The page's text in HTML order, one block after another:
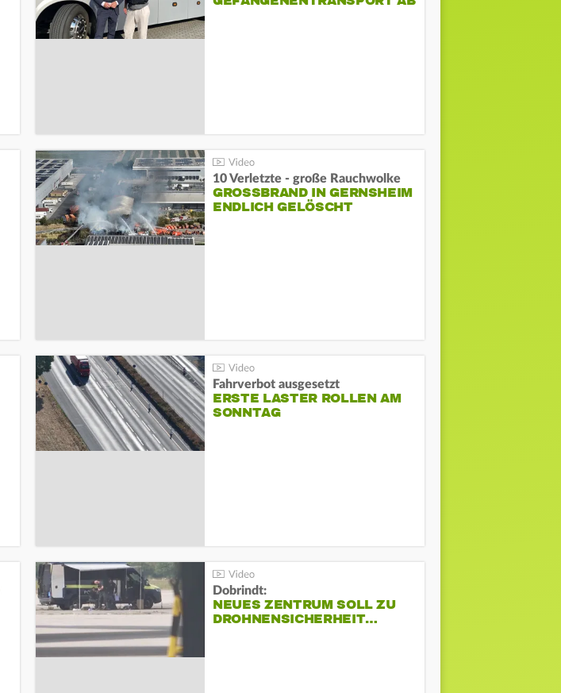
10 Verletzte - große Rauchwolke
GROSSBRAND IN GERNSHEIM E
NDLICH GELÖSCHT
Fahrverbot ausgesetzt
ERSTE LASTER ROLLEN AM
SONNTAG
Dobrindt:
NEUES ZENTRUM SOLL ZU
DROHNENSICHERHEIT…